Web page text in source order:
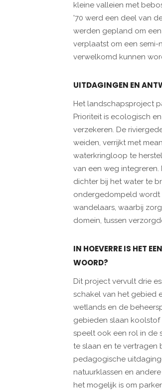
kleine valleien met
'70 werd een deel van
werden gepland om
verplaatst om een
verwelkomd kunnen
UITDAGINGEN EN
Het landschapsproject
Prioriteit is ecologisch
verzekeren. De
weiden, verrijkt met
waterkringloop te
van een weg
dichter bij het water te
ondergedompeld wordt
wandelaars, waarbij
domein, tussen
IN HOEVERRE IS HET
WOORD?
Dit project vervult drie
schakel van het gebied
wetlands en de
gebieden slaan
speelt ook een rol in de
te slaan en te vertragen
pedagogische
natuurklassen en
het mogelijk is om